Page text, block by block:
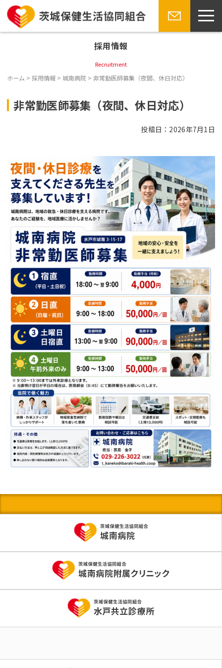
Skip お問い合
採用情報
Recruitment
ホーム >採用情報 >城南病院 >非常勤医師募集（夜間、休日対応）
非常勤医師募集（夜間、休日対応）
投稿日：2026年7月1日